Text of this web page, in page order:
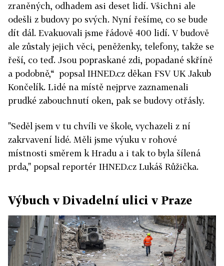
zraněných, odhadem asi deset lidí. Všichni ale
odešli z budovy po svých. Nyní řešíme, co se bude
dít dál. Evakuovali jsme řádově 400 lidí. V budově
ale zůstaly jejich věci, peněženky, telefony, takže se
řeší, co teď. Jsou popraskané zdi, popadané skříně
a podobně,“ popsal IHNED.cz děkan FSV UK Jakub
Končelík. Lidé na místě nejprve zaznamenali
prudké zabouchnutí oken, pak se budovy otřásly.
"Seděl jsem v tu chvíli ve škole, vychazeli z ní
zakrvavení lidé. Měli jsme výuku v rohové
místnosti směrem k Hradu a i tak to byla šílená
prda," popsal reportér IHNED.cz Lukáš Růžička.
Výbuch v Divadelní ulici v Praze